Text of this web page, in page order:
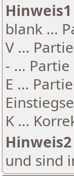
Hinweis1
blank ...
V ...
- ...
E ...
K ...
Hinweis2
und sind